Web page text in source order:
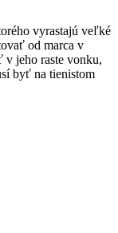
vyrastajú veľké
od marca v
v jeho raste vonku,
byť na tienistom